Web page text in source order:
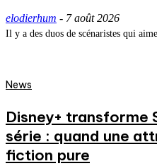
elodierhum - 7 août 2026
Il y a des duos de scénaristes qui
News
Disney+ transforme
série : quand une
fiction pure